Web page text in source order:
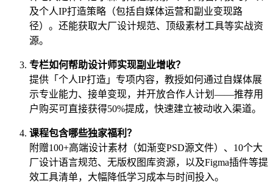
及个人IP打造策略（包括自媒体运营和副业变现路
径）。还能获取大厂设计规范、顶级素材工具等实战资
源。
专栏如何帮助设计师实现副业增收？
提供「个人IP打造」专项内容，教授如何通过自媒体展
示专业能力、接单变现，并开放合作人计划——推荐用
户购买可直接获得50%提成，快速建立被动收入渠道。
课程包含哪些独家福利？
附赠100+高端设计素材（如渐变PSD源文件）、10个大
厂设计语言规范、无版权图库资源，以及Figma插件等提
效工具清单，大幅降低学习成本与时间投入。